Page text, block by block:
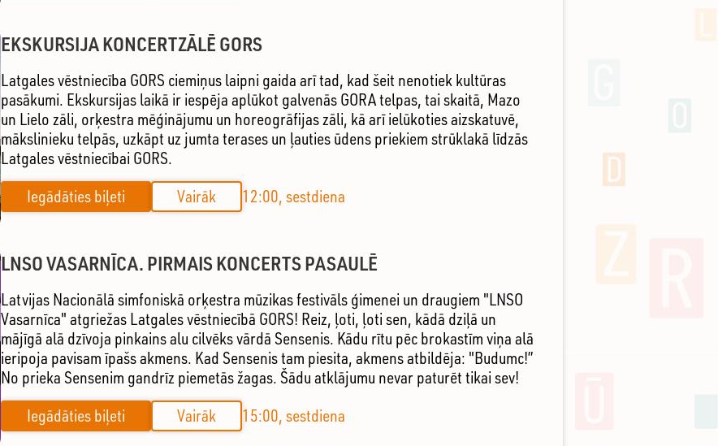
EKSKURSIJA KONCERTZĀLĒ GORS
Latgales vēstniecība GORS ciemiņus laipni gaida arī tad, kad šeit nenotiek kultūras
pasākumi. Ekskursijas laikā ir iespēja aplūkot galvenās GORA telpas, tai skaitā, Mazo
un Lielo zāli, orķestra mēģinājumu un horeogrāfijas zāli, kā arī ielūkoties aizskatuvē,
mākslinieku telpās, uzkāpt uz jumta terases un ļauties ūdens priekiem strūklakā līdzās
Latgales vēstniecībai GORS.
Iegādāties biļeti
Vairāk 12:00, sestdiena
LNSO VASARNĪCA. PIRMAIS KONCERTS PASAULĒ
Latvijas Nacionālā simfoniskā orķestra mūzikas festivāls ģimenei un draugiem "LNSO
Vasarnīca" atgriežas Latgales vēstniecībā GORS! Reiz, ļoti, ļoti sen, kādā dziļā un
mājīgā alā dzīvoja pinkains alu cilvēks vārdā Sensenis. Kādu rītu pēc brokastīm viņa alā
ieripoja pavisam īpašs akmens. Kad Sensenis tam piesita, akmens atbildēja: "Budumc!”
No prieka Sensenim gandrīz piemetās žagas. Šādu atklājumu nevar paturēt tikai sev!
Iegādāties biļeti
Vairāk 15:00, sestdiena